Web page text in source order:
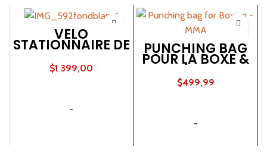
VÉLO
STATIONNAIRE DE
HAUTE
PERFORMANCE
X-FORCE 2000
$1 399,00
-
PUNCHING BAG
POUR LA BOXE &
MMA | MODÈLE
NINJA
$499,99
-